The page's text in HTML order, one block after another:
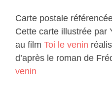
Carte postale
Cette carte illustrée par
au filmToi le venin
d’après le roman de
venin